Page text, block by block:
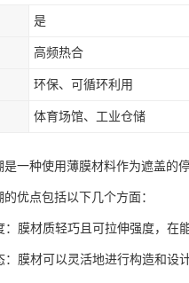
是
高频热合
环保、可循环利用
体育场馆、工业仓储
是一种使用薄膜材料作为遮盖的
优点包括以下几个方面：
：膜材质轻巧且可拉伸强度，在
：膜材可以灵活地进行构造和设